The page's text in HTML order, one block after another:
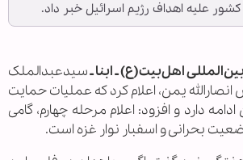
علیه اهداف رژیم اسرائیل خبر داد.
اهل‌بیت(ع) ـ ابنا ـسیدعبدالملک
یمن، اعلام کرد که عملیات حمایت
دارد و افزود: اعلام مرحله چهارم، گامی
بحرانی و اسفبار نوار غزه است.